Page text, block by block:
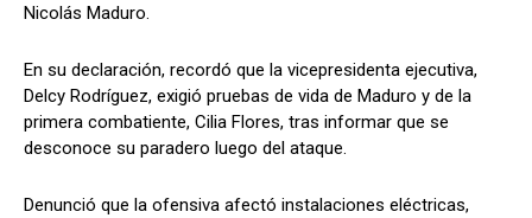
Nicolás Maduro.
En su declaración, recordó que la vicepresidenta ejecutiva,
Delcy Rodríguez, exigió pruebas de vida de Maduro y de la
primera combatiente, Cilia Flores, tras informar que se
desconoce su paradero luego del ataque.
Denunció que la ofensiva afectó instalaciones eléctricas,